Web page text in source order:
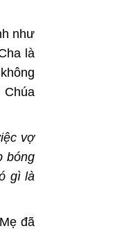
như
là
Chúa
vợ
bóng
gì là
đã